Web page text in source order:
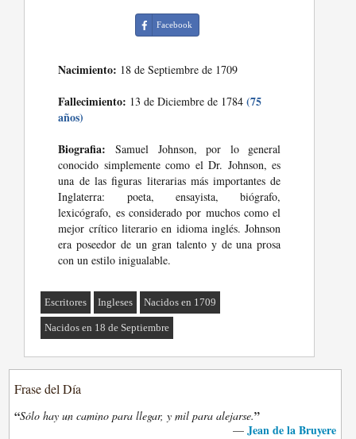
Facebook
Nacimiento: 18 de Septiembre de 1709
Fallecimiento: 13 de Diciembre de 1784(75
años)
Biografia: Samuel Johnson, por lo general
conocido simplemente como el Dr. Johnson, es
una de las figuras literarias más importantes de
Inglaterra: poeta, ensayista, biógrafo,
lexicógrafo, es considerado por muchos como el
mejor crítico literario en idioma inglés. Johnson
era poseedor de un gran talento y de una prosa
con un estilo inigualable.
Escritores Ingleses Nacidos en 1709
Nacidos en 18 de Septiembre
Frase del Día
“Sólo hay un camino para llegar, y mil para alejarse.”
— Jean de la Bruyere